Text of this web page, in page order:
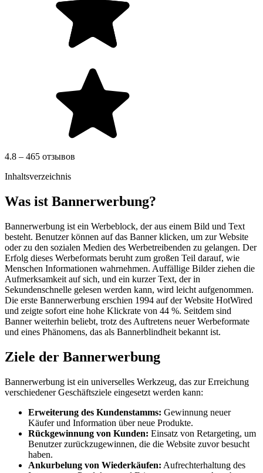
4.8 – 465 отзывов
Inhaltsverzeichnis
Was ist Bannerwerbung?
Bannerwerbung ist ein Werbeblock, der aus einem Bild und Text
besteht. Benutzer können auf das Banner klicken, um zur Website
oder zu den sozialen Medien des Werbetreibenden zu gelangen. Der
Erfolg dieses Werbeformats beruht zum großen Teil darauf, wie
Menschen Informationen wahrnehmen. Auffällige Bilder ziehen die
Aufmerksamkeit auf sich, und ein kurzer Text, der in
Sekundenschnelle gelesen werden kann, wird leicht aufgenommen.
Die erste Bannerwerbung erschien 1994 auf der Website HotWired
und zeigte sofort eine hohe Klickrate von 44 %. Seitdem sind
Banner weiterhin beliebt, trotz des Auftretens neuer Werbeformate
und eines Phänomens, das als Bannerblindheit bekannt ist.
Ziele der Bannerwerbung
Bannerwerbung ist ein universelles Werkzeug, das zur Erreichung
verschiedener Geschäftsziele eingesetzt werden kann:
Erweiterung des Kundenstamms: Gewinnung neuer
Käufer und Information über neue Produkte.
Rückgewinnung von Kunden: Einsatz von Retargeting, um
Benutzer zurückzugewinnen, die die Website zuvor besucht
haben.
Ankurbelung von Wiederkäufen: Aufrechterhaltung des